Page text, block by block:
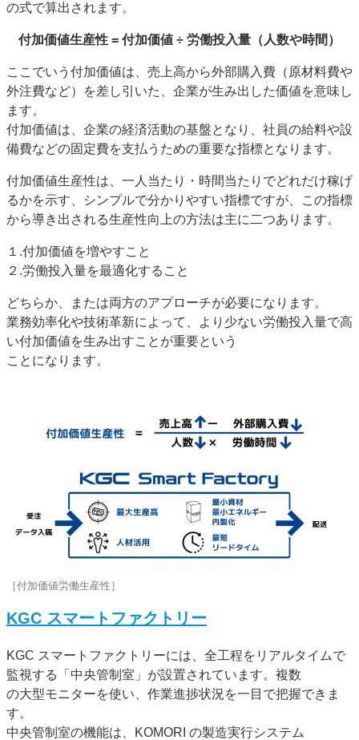
の式で算出されます。
付加価値生産性 = 付加価値 ÷ 労働投入量（人数や時間）
ここでいう付加価値は、売上高から外部購入費（原材料費や
外注費など）を差し引いた、企業が生み出した価値を意味し
ます。
付加価値は、企業の経済活動の基盤となり、社員の給料や設
備費などの固定費を支払うための重要な指標となります。
付加価値生産性は、一人当たり・時間当たりでどれだけ稼げ
るかを示す、シンプルで分かりやすい指標ですが、この指標
から導き出される生産性向上の方法は主に二つあります。
１.付加価値を増やすこと
２.労働投入量を最適化すること
どちらか、または両方のアプローチが必要になります。
業務効率化や技術革新によって、より少ない労働投入量で高
い付加価値を生み出すことが重要という
ことになります。
［付加価値労働生産性］
KGC スマートファクトリー
KGC スマートファクトリーには、全工程をリアルタイムで
監視する「中央管制室」が設置されています。複数
の大型モニターを使い、作業進捗状況を一目で把握できま
す。
中央管制室の機能は、KOMORI の製造実行システム